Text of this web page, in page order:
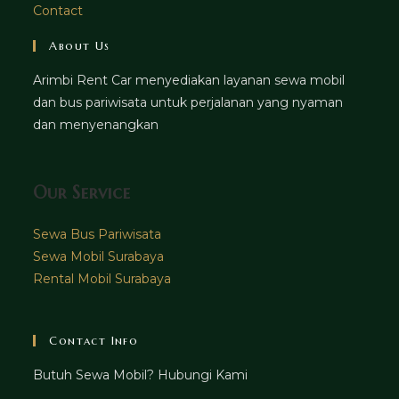
Contact
About Us
Arimbi Rent Car menyediakan layanan sewa mobil
dan bus pariwisata untuk perjalanan yang nyaman
dan menyenangkan
Our Service
Sewa Bus Pariwisata
Sewa Mobil Surabaya
Rental Mobil Surabaya
Contact Info
Butuh Sewa Mobil? Hubungi Kami